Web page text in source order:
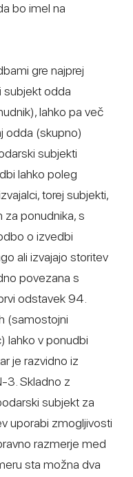
bo imel na
gre najprej
subjekt odda
lahko pa več
odda (skupno)
subjekti
lahko poleg
torej subjekti,
za ponudnika, s
o izvedbi
ali izvajajo storitev
povezana s
odstavek 94.
(samostojni
lahko v ponudbi
je razvidno iz
3. Skladno z
subjekt za
uporabi zmogljivosti
razmerje med
sta možna dva